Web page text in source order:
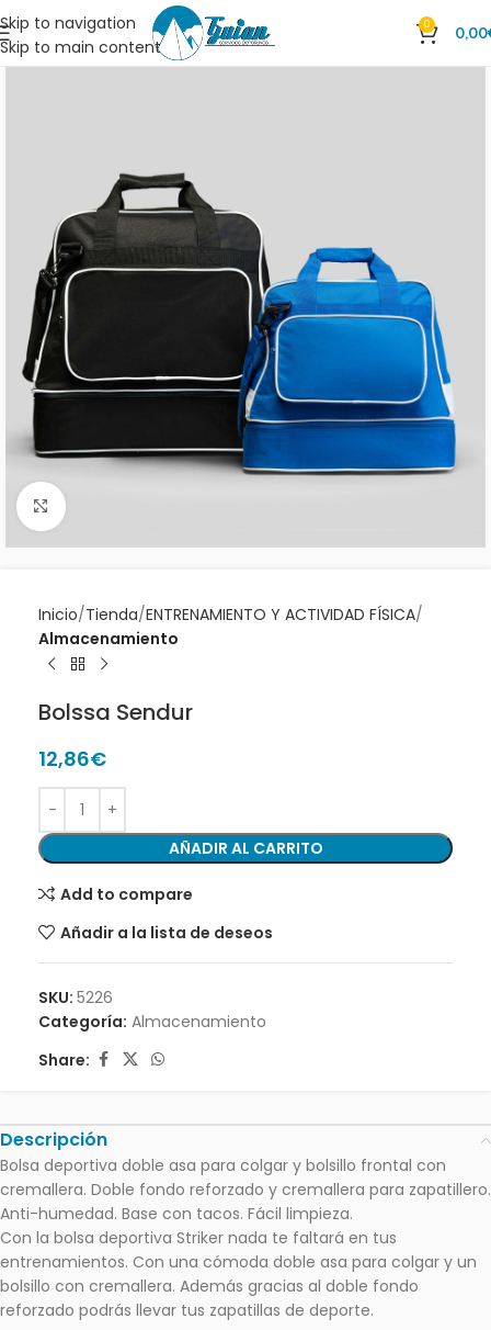
Skip to navigation
Skip to main content
0 0,00
Clic para ampliar
Inicio Tienda ENTRENAMIENTO Y ACTIVIDAD FÍSICA
Almacenamiento
Bolssa Sendur
12,86€
AÑADIR AL CARRITO
Add to compare
Añadir a la lista de deseos
SKU: 5226
Categoría: Almacenamiento
Share:
Descripción
Bolsa deportiva doble asa para colgar y bolsillo frontal con
cremallera. Doble fondo reforzado y cremallera para zapatillero.
Anti-humedad. Base con tacos. Fácil limpieza.
Con la bolsa deportiva Striker nada te faltará en tus
entrenamientos. Con una cómoda doble asa para colgar y un
bolsillo con cremallera. Además gracias al doble fondo
reforzado podrás llevar tus zapatillas de deporte.